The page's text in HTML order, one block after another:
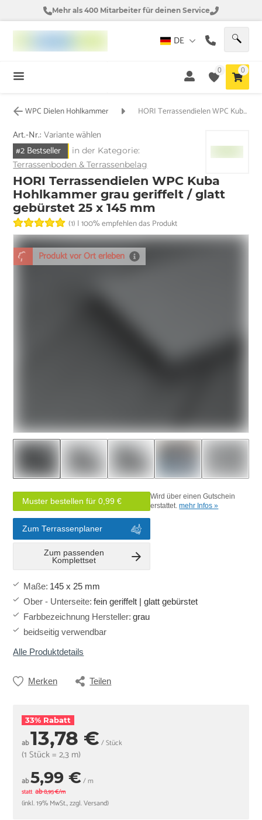
Mehr als 400 Mitarbeiter für deinen Service
DE
0 0
WPC Dielen Hohlkammer HORI Terrassendielen WPC Kuba Hohlkammer grau geriffelt / glatt gebürstet 25 x 145 mm
Produkt vor Ort erleben
Art.-Nr.:Variante wählen
#2 Bestseller
in der Kategorie:
Terrassenboden & Terrassenbelag
HORI Terrassendielen WPC Kuba
Hohlkammer grau geriffelt / glatt
gebürstet 25 x 145 mm
(1) |100% empfehlen das Produkt
Muster bestellen für 0,99 €
Wird über einen Gutschein
erstattet.mehr Infos »
Zum Terrassenplaner
Zum passenden
Komplettset
Maße: 145 x 25 mm
Ober - Unterseite: fein geriffelt | glatt gebürstet
Farbbezeichnung Hersteller: grau
beidseitig verwendbar
Alle Produktdetails
Merken Teilen
33% Rabatt
ab13,78 € / Stück
(1 Stück = 2,3 m)
ab5,99 €/ m
statt ab8,95 €/m
(inkl. 19% MwSt., zzgl. Versand)